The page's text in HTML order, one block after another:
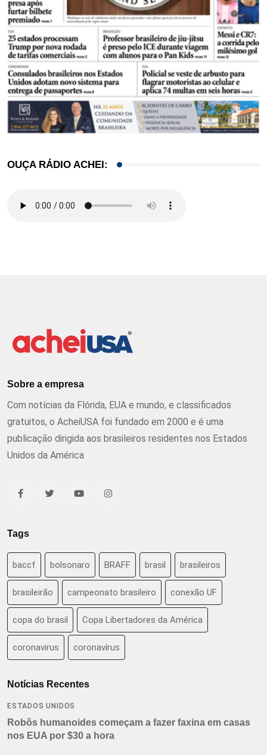
OUÇA RÁDIO ACHEI:
Sobre a empresa
Com notícias da Flórida, EUA e mundo, e classificados
gratuitos, o AcheiUSA foi fundado em 2000 e é uma
publicação dirigida aos brasileiros residentes nos Estados
Unidos da América
Tags
baccf bolsonaro BRAFF brasil brasileiros
brasileirão campeonato brasileiro conexão UF
copa do brasil Copa Libertadores da América
coronavirus coronavírus
Notícias Recentes
ESTADOS UNIDOS
Robôs humanoides começam a fazer faxina em casas
nos EUA por $30 a hora